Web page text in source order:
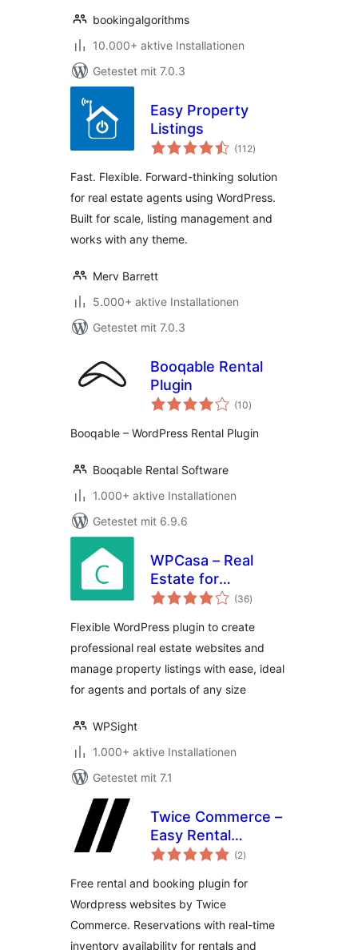
bookingalgorithms
10.000+ aktive Installationen
Getestet mit 7.0.3
Easy Property
Listings
(112Bewertungen
insgesamt
)
Fast. Flexible. Forward-thinking solution
for real estate agents using WordPress.
Built for scale, listing management and
works with any theme.
Merv Barrett
5.000+ aktive Installationen
Getestet mit 7.0.3
Booqable Rental
Plugin
(10Bewertungen
insgesamt
)
Booqable – WordPress Rental Plugin
Booqable Rental Software
1.000+ aktive Installationen
Getestet mit 6.9.6
WPCasa – Real
Estate for
WordPress
(36Bewertungen
insgesamt
)
Flexible WordPress plugin to create
professional real estate websites and
manage property listings with ease, ideal
for agents and portals of any size
WPSight
1.000+ aktive Installationen
Getestet mit 7.1
Twice Commerce –
Easy Rental
Booking System
(2Bewertungen
insgesamt
)
Free rental and booking plugin for
Wordpress websites by Twice
Commerce. Reservations with real-time
inventory availability for rentals and